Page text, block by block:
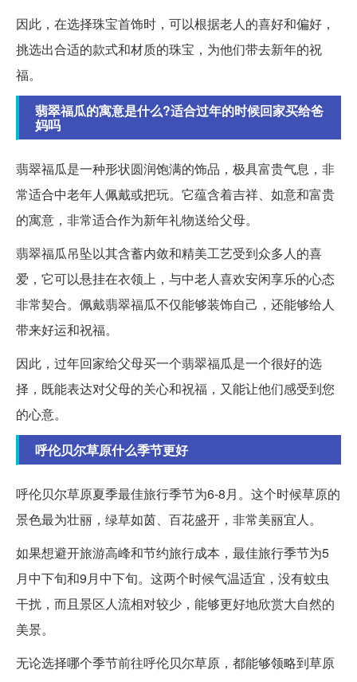
因此，在选择珠宝首饰时，可以根据老人的喜好和偏好，
挑选出合适的款式和材质的珠宝，为他们带去新年的祝
福。
翡翠福瓜的寓意是什么?适合过年的时候回家买给爸
妈吗
翡翠福瓜是一种形状圆润饱满的饰品，极具富贵气息，非
常适合中老年人佩戴或把玩。它蕴含着吉祥、如意和富贵
的寓意，非常适合作为新年礼物送给父母。
翡翠福瓜吊坠以其含蓄内敛和精美工艺受到众多人的喜
爱，它可以悬挂在衣领上，与中老人喜欢安闲享乐的心态
非常契合。佩戴翡翠福瓜不仅能够装饰自己，还能够给人
带来好运和祝福。
因此，过年回家给父母买一个翡翠福瓜是一个很好的选
择，既能表达对父母的关心和祝福，又能让他们感受到您
的心意。
呼伦贝尔草原什么季节更好
呼伦贝尔草原夏季最佳旅行季节为6-8月。这个时候草原的
景色最为壮丽，绿草如茵、百花盛开，非常美丽宜人。
如果想避开旅游高峰和节约旅行成本，最佳旅行季节为5
月中下旬和9月中下旬。这两个时候气温适宜，没有蚊虫
干扰，而且景区人流相对较少，能够更好地欣赏大自然的
美景。
无论选择哪个季节前往呼伦贝尔草原，都能够领略到草原